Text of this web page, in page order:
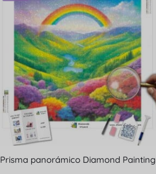
Prisma panorámico Diamond Painting